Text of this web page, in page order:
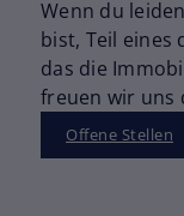
Wenn du
bist, Teil eines
das die
freuen wir uns
Offene Stellen